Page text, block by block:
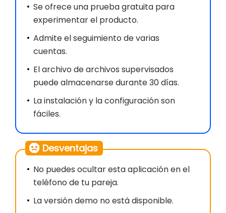
Se ofrece una prueba gratuita para
experimentar el producto.
Admite el seguimiento de varias
cuentas.
El archivo de archivos supervisados
puede almacenarse durante 30 días.
La instalación y la configuración son
fáciles.
Desventajas
No puedes ocultar esta aplicación en el
teléfono de tu pareja.
La versión demo no está disponible.